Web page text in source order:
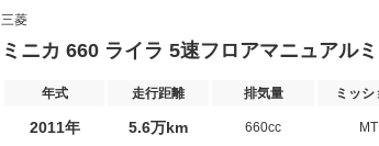
三菱
ミニカ 660 ライラ 5速フロアマニュアル
年式 走行距離 排気量 ミッシ
2011年 5.6万km 660cc MT